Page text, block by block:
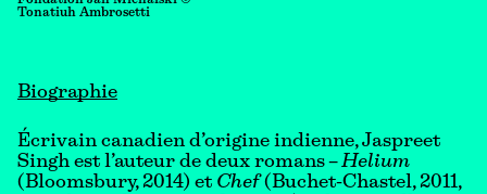
Tonatiuh Ambrosetti
Biographie
Écrivain canadien d’origine indienne, Jaspreet
Singh est l’auteur de deux romans –Helium
(Bloomsbury, 2014) et Chef(Buchet-Chastel, 2011,